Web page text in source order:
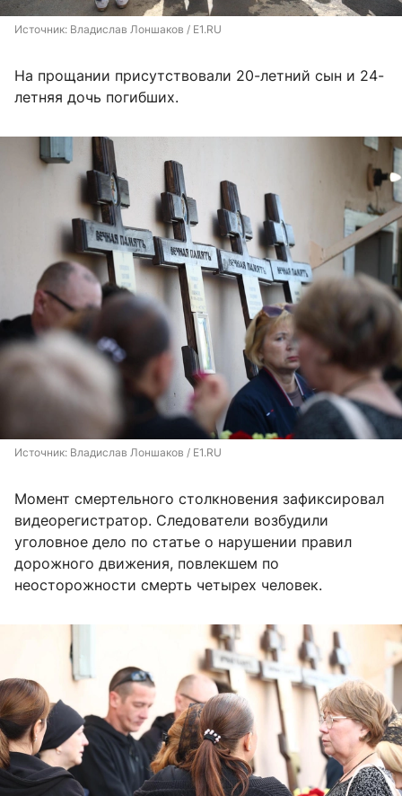
Источник: Владислав Лоншаков / E1.RU
На прощании присутствовали 20-летний сын и 24-
летняя дочь погибших.
Источник: Владислав Лоншаков / E1.RU
Момент смертельного столкновения зафиксировал
видеорегистратор. Следователи возбудили
уголовное дело по статье о нарушении правил
дорожного движения, повлекшем по
неосторожности смерть четырех человек.